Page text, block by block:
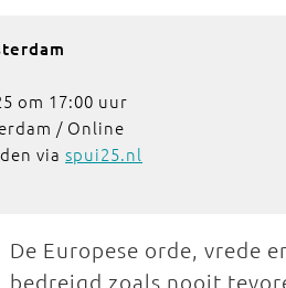
om 17:00 uur
/ Online
via spui25.nl
De Europese orde, vrede
bedreigd zoals nooit